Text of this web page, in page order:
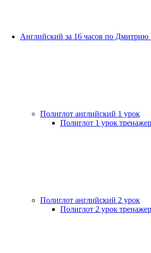
Английский за 16 часов по Дмитрию
Полиглот английский 1 урок
Полиглот 1 урок
Полиглот английский 2 урок
Полиглот 2 урок тренажер